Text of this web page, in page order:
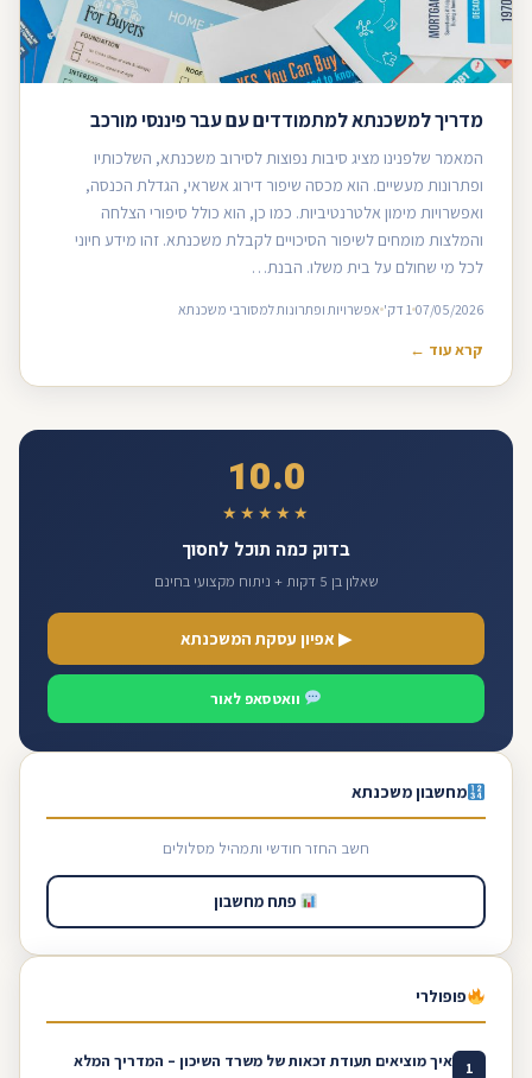
מדריך למשכנתא למתמודדים עם עבר פיננסי מורכב
המאמר שלפנינו מציג סיבות נפוצות לסירוב משכנתא, השלכותיו
ופתרונות מעשיים. הוא מכסה שיפור דירוג אשראי, הגדלת הכנסה,
ואפשרויות מימון אלטרנטיביות. כמו כן, הוא כולל סיפורי הצלחה
והמלצות מומחים לשיפור הסיכויים לקבלת משכנתא. זהו מידע חיוני
לכל מי שחולם על בית משלו. הבנת…
07/05/2026 1 דק' אפשרויות ופתרונות למסורבי משכנתא
קרא עוד ←
10.0
★★★★★
בדוק כמה תוכל לחסוך
שאלון בן 5 דקות + ניתוח מקצועי בחינם
▶ אפיון עסקת המשכנתא
וואטסאפ לאור
מחשבון משכנתא
חשב החזר חודשי ותמהיל מסלולים
פתח מחשבון
פופולרי
1 איך מוציאים תעודת זכאות של משרד השיכון – המדריך המלא